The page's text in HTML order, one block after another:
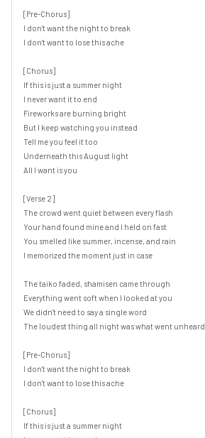
[Pre-Chorus]
I don't want the night to break
I don't want to lose this ache
[Chorus]
If this is just a summer night
I never want it to end
Fireworks are burning bright
But I keep watching you instead
Tell me you feel it too
Underneath this August light
All I want is you
[Verse 2]
The crowd went quiet between every flash
Your hand found mine and I held on fast
You smelled like summer, incense, and rain
I memorized the moment just in case
The taiko faded, shamisen came through
Everything went soft when I looked at you
We didn't need to say a single word
The loudest thing all night was what went unheard
[Pre-Chorus]
I don't want the night to break
I don't want to lose this ache
[Chorus]
If this is just a summer night